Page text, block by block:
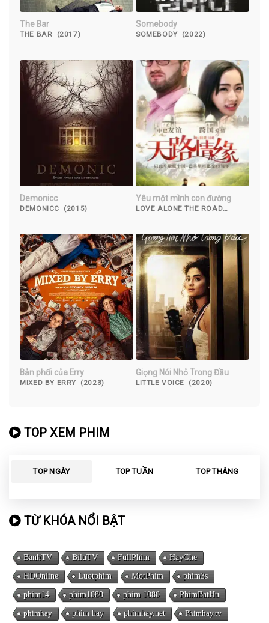
The Bar
THE BAR (2017)
Somebody
SOMEBODY (2022)
Demonicc
DEMONICC (2015)
Yêu một mình con đường
LOVE ALONE THE ROAD
Bản phối của Erry
MIXED BY ERRY (2023)
Giọng Nói Nhỏ Trong Đầu
LITTLE VOICE (2020)
TOP XEM PHIM
TOP NGÀY TOP TUẦN TOP THÁNG
TỪ KHÓA NỔI BẬT
BanhTV BiluTV FullPhim HayGhe
HDOnline Luotphim MotPhim phim3s
phim14 phim1080 phim 1080 PhimBatHu
phimhay phim hay phimhay.net Phimhay.tv